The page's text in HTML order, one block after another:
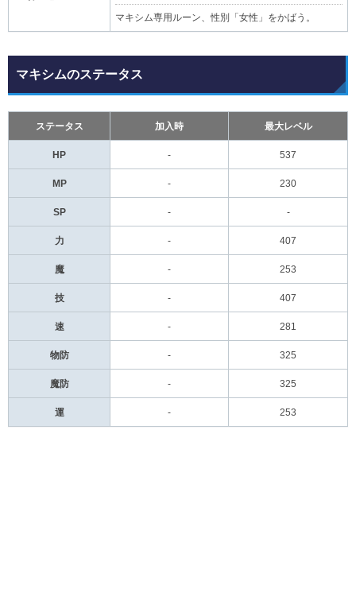
マキシム専用ルーン、性別「女性」をかばう。
マキシムのステータス
ステータス 加入時 最大レベル
HP - 537
MP - 230
SP - -
力 - 407
魔 - 253
技 - 407
速 - 281
物防 - 325
魔防 - 325
運 - 253